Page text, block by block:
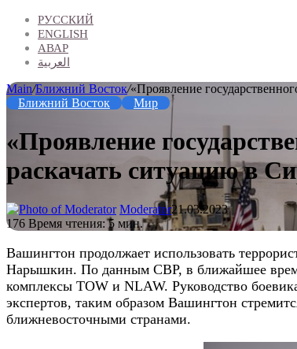
РУССКИЙ
ENGLISH
АВАР
العربية
Main/Ближний Восток/«Проявление
Ближний Восток
Мир
«Проявление
раскачать ситуацию в
Moderator21.03.2023
176 Время чтения: 5 мин.
Вашингтон продолжает использовать
Нарышкин. По данным СВР, в ближайшее
комплексы TOW и NLAW. Руководство
экспертов, таким образом Вашингтон
ближневосточными странами.